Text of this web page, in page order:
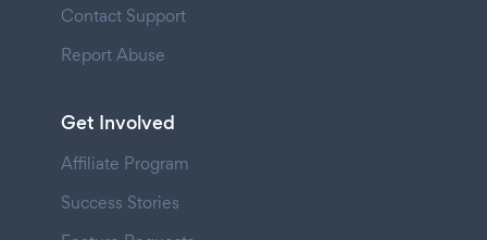
Contact Support
Report Abuse
Get Involved
Affiliate Program
Success Stories